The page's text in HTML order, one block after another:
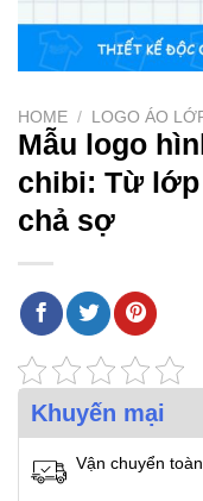
HOME / LOGO ÁO
Mẫu logo
chibi: Từ lớp
chả sợ
Khuyến mại
Vận chuyển